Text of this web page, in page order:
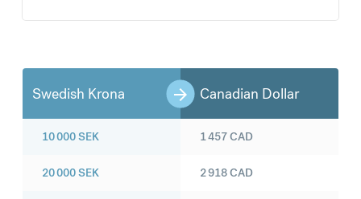
Swedish Krona Canadian Dollar
10 000SEK
20 000SEK
1 457CAD
2 918CAD